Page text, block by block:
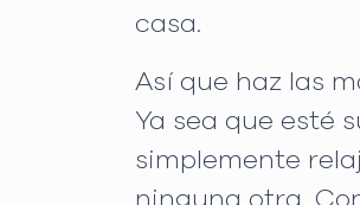
casa.
Así que haz las
Ya sea que esté
simplemente